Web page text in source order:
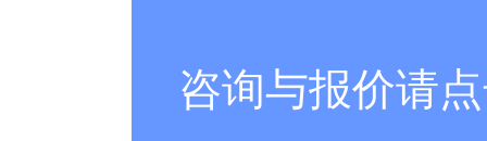
咨询与报价请